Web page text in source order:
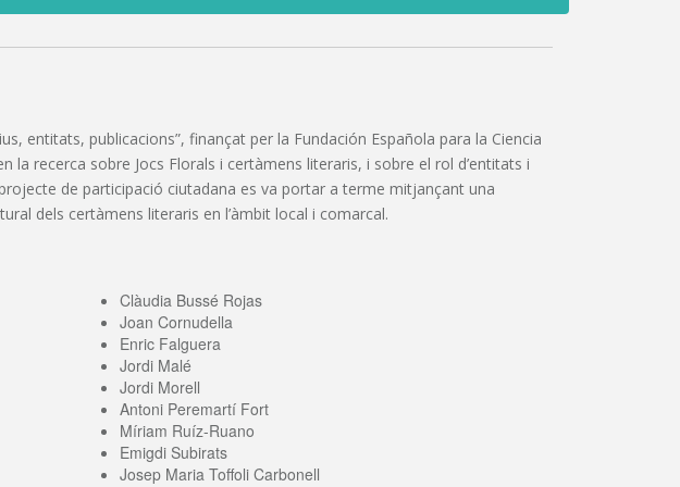
entitats, publicacions”, finançat per la Fundación Española para la Ciencia
la recerca sobre Jocs Florals i certàmens literaris, i sobre el rol d’entitats i
de participació ciutadana es va portar a terme mitjançant una
dels certàmens literaris en l’àmbit local i comarcal.
Clàudia Bussé Rojas
Joan Cornudella
Enric Falguera
Jordi Malé
Jordi Morell
Antoni Peremartí Fort
Míriam Ruíz-Ruano
Emigdi Subirats
Josep Maria Toffoli Carbonell